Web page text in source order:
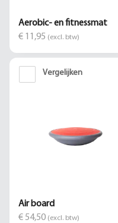
Aerobic- en fitnessmat
€ 11,95 (excl. btw)
Vergelijken
Air board
€ 54,50 (excl. btw)